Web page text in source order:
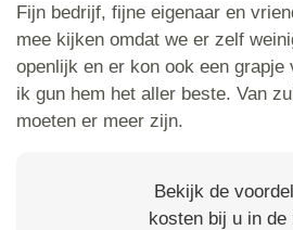
Fijn bedrijf, fijne eigenaar en
mee kijken omdat we er zelf
openlijk en er kon ook een grapje
ik gun hem het aller beste. Van
moeten er meer zijn.
Bekijk de
kosten bij u in de